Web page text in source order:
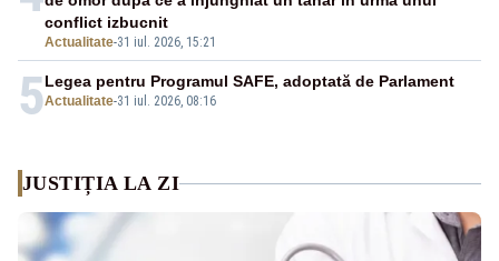
Actualitate-31 iul. 2026, 15:21
conflict izbucnit
5Actualitate-31 iul. 2026, 08:16
Legea pentru Programul SAFE, adoptată de Parlament
JUSTIȚIA LA ZI